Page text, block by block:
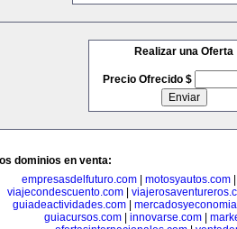
Realizar una Oferta
Precio Ofrecido $
dominios en venta:
empresasdelfuturo.com| motosyautos.com
viajecondescuento.com
guiadeactividades.com|
guiacursos.com| innovarse.com|